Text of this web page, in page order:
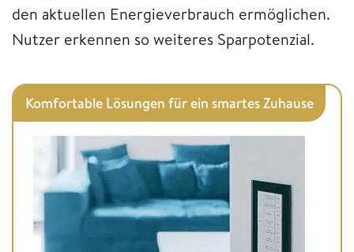
den aktuellen Energieverbrauch ermöglichen.
Nutzer erkennen so weiteres Sparpotenzial.
Komfortable Lösungen für ein smartes Zuhause